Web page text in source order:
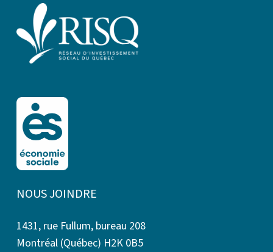
NOUS JOINDRE
1431, rue Fullum, bureau 208
Montréal (Québec) H2K 0B5